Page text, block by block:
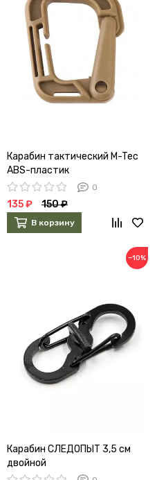
Карабин тактический M-Tec
ABS-пластик
0
135 ₽ 150 ₽
В корзину
−10%
Карабин СЛЕДОПЫТ 3,5 см
двойной